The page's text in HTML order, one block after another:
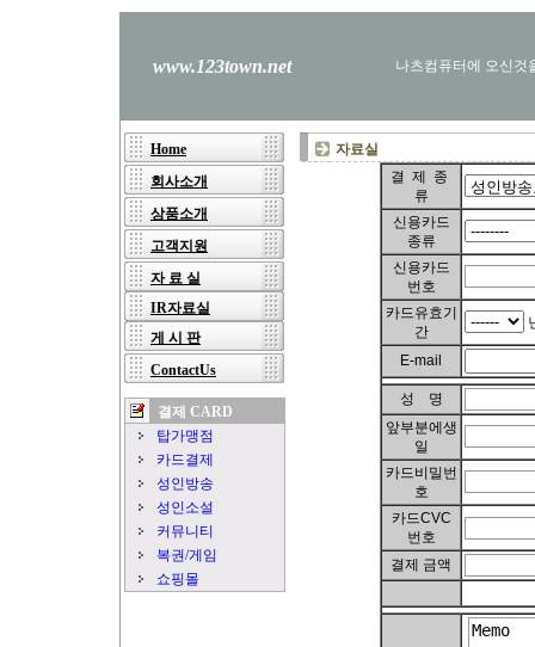
www.123town.net 나츠컴퓨터에 오신것
Home
회사소개
상품소개
고객지원
자 료 실
IR자료실
게 시 판
ContactUs
결 제 CARD
탑가맹점
카드결제
성인방송
성인소설
커뮤니티
복권/게임
쇼핑몰
자료실
결 제 종
류
신용카드
종류
신용카드
번호
카드유효기
간
E-mail
성 명
앞부분에생
일
카드비밀번
호
카드CVC
번호
결제 금액